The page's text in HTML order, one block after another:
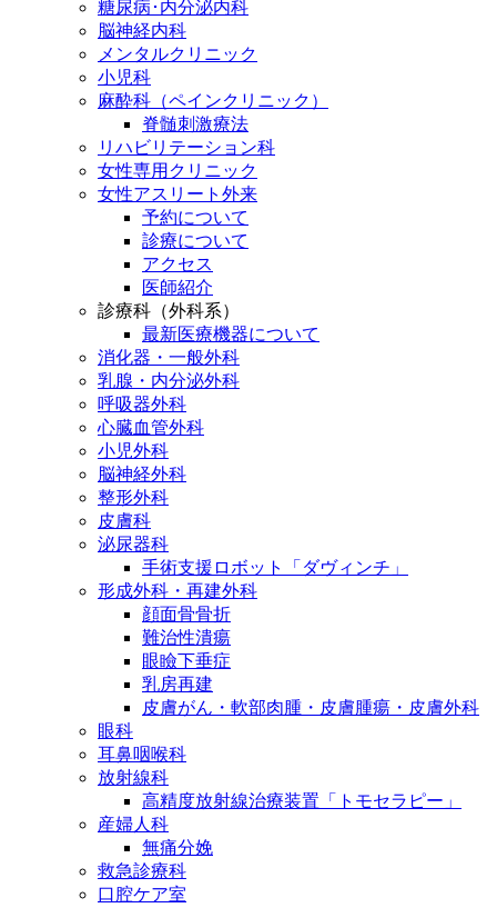
糖尿病･内分泌内科
脳神経内科
メンタルクリニック
小児科
麻酔科（ペインクリニック）
脊髄刺激療法
リハビリテーション科
女性専用クリニック
女性アスリート外来
予約について
診療について
アクセス
医師紹介
診療科（外科系）
最新医療機器について
消化器・一般外科
乳腺・内分泌外科
呼吸器外科
心臓血管外科
小児外科
脳神経外科
整形外科
皮膚科
泌尿器科
手術支援ロボット「ダヴィンチ」
形成外科・再建外科
顔面骨骨折
難治性潰瘍
眼瞼下垂症
乳房再建
皮膚がん・軟部肉腫・皮膚腫瘍・皮膚外科
眼科
耳鼻咽喉科
放射線科
高精度放射線治療装置「トモセラピー」
産婦人科
無痛分娩
救急診療科
口腔ケア室